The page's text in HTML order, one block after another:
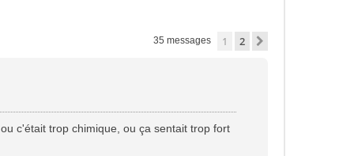
35 messages 1 2
c'était trop chimique, ou ça sentait trop fort